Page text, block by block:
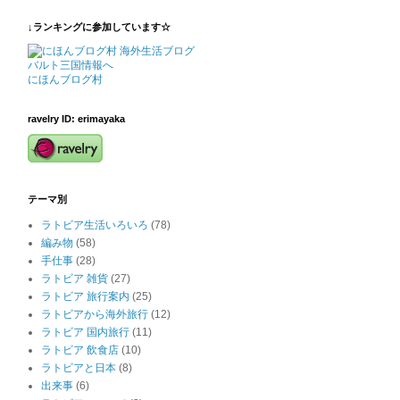
↓ランキングに参加しています☆
にほんブログ村
ravelry ID: erimayaka
テーマ別
ラトビア生活いろいろ (78)
編み物 (58)
手仕事 (28)
ラトビア 雑貨 (27)
ラトビア 旅行案内 (25)
ラトビアから海外旅行 (12)
ラトビア 国内旅行 (11)
ラトビア 飲食店 (10)
ラトビアと日本 (8)
出来事 (6)